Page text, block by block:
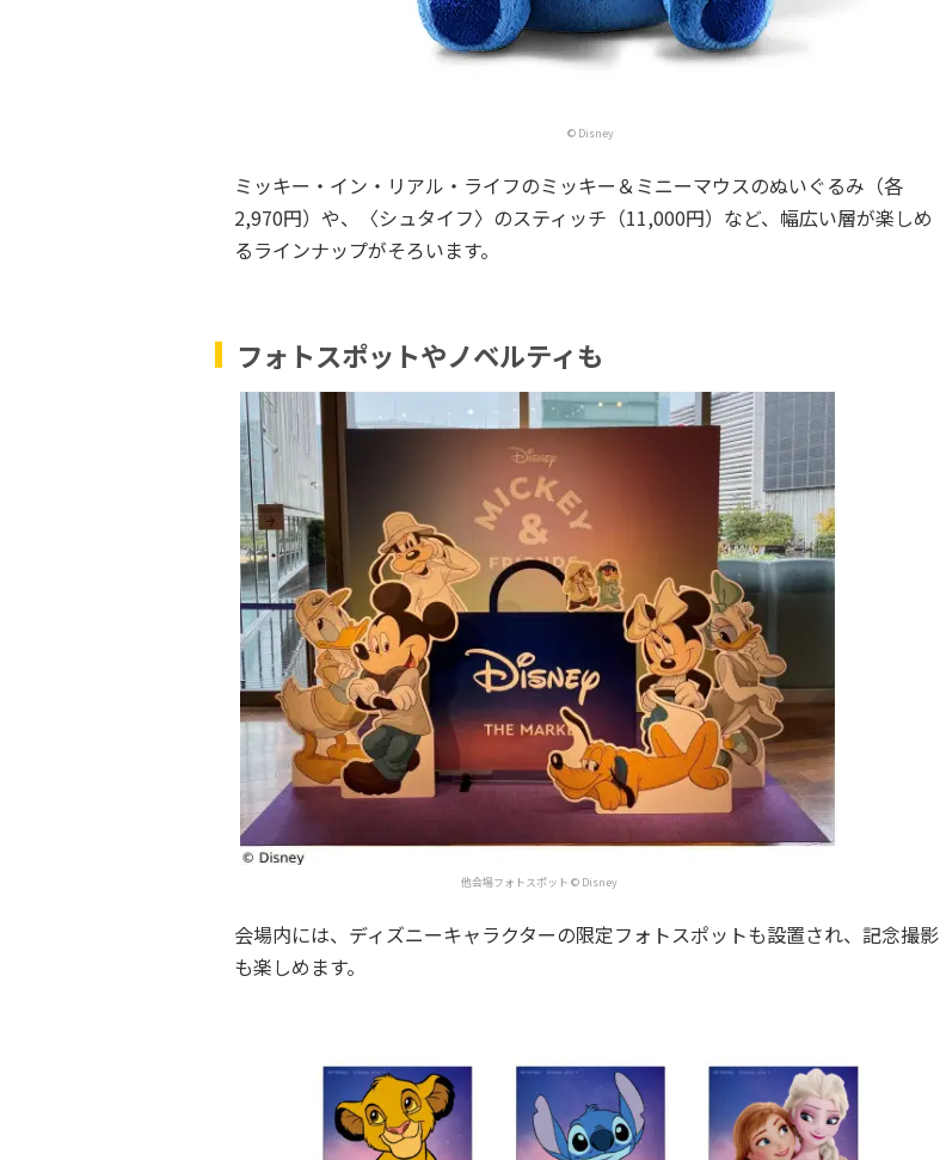
© Disney
ミッキー・イン・リアル・ライフのミッキー＆ミニーマウスのぬいぐるみ（各
2,970円）や、〈シュタイフ〉のスティッチ（11,000円）など、幅広い層が楽しめ
るラインナップがそろいます。
フォトスポットやノベルティも
他会場フォトスポット © Disney
会場内には、ディズニーキャラクターの限定フォトスポットも設置され、記念撮影
も楽しめます。